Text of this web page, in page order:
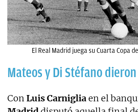
El Real Madrid juega su Cuarta Copa
Mateos y Di Stéfano
ConLuis Carnigliaen el